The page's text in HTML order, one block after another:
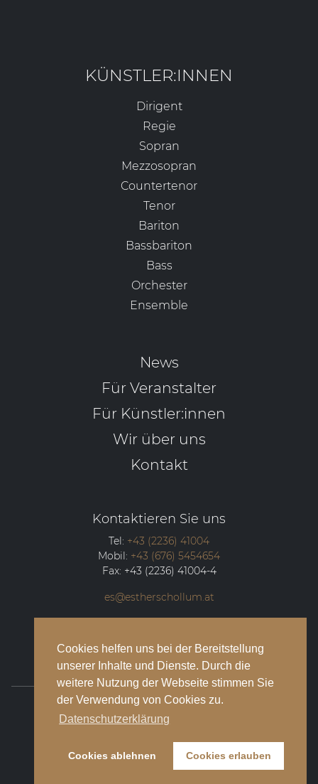
Cookies helfen uns bei der Bereitstellung
unserer Inhalte und Dienste. Durch die
weitere Nutzung der Webseite stimmen Sie
der Verwendung von Cookies zu.
Datenschutzerklärung
Cookies ablehnen Cookies erlauben
KÜNSTLER:INNEN
Dirigent
Regie
Sopran
Mezzosopran
Countertenor
Tenor
Bariton
Bassbariton
Bass
Orchester
Ensemble
News
Für Veranstalter
Für Künstler:innen
Wir über uns
Kontakt
Kontaktieren Sie uns
Tel: +43 (2236) 41004
Mobil: +43 (676) 5454654
Fax: +43 (2236) 41004-4
es@estherschollum.at
2340 Mödling
Impressum
Datenschutzbestimmungen